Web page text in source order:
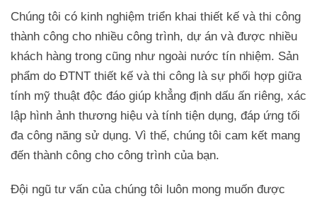
Chúng tôi có kinh nghiệm triển khai thiết kế và thi công
thành công cho nhiều công trình, dự án và được nhiều
khách hàng trong cũng như ngoài nước tín nhiệm. Sản
phẩm do ĐTNT thiết kế và thi công là sự phối hợp giữa
tính mỹ thuật độc đáo giúp khẳng định dấu ấn riêng, xác
lập hình ảnh thương hiệu và tính tiện dụng, đáp ứng tối
đa công năng sử dụng. Vì thế, chúng tôi cam kết mang
đến thành công cho công trình của bạn.
Đội ngũ tư vấn của chúng tôi luôn mong muốn được